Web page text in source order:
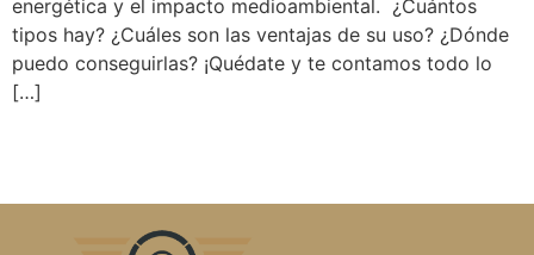
energética y el impacto medioambiental. ¿Cuántos
tipos hay? ¿Cuáles son las ventajas de su uso? ¿Dónde
puedo conseguirlas? ¡Quédate y te contamos todo lo
[…]